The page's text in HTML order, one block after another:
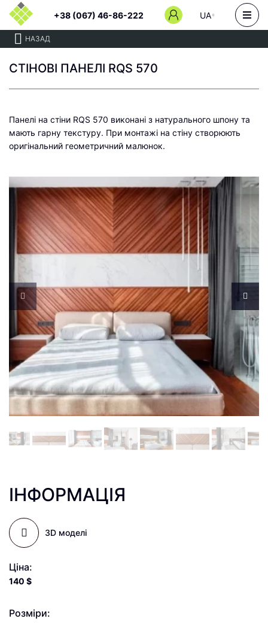
+38 (067) 46-86-222 UA
НАЗАД
СТІНОВІ ПАНЕЛІ RQS 570
Панелі на стіни RQS 570 виконані з натурального шпону та
мають гарну текстуру. При монтажі на стіну створюють
оригінальний геометричний малюнок.
ІНФОРМАЦІЯ
3D моделі
Ціна:
140 $
Розміри: